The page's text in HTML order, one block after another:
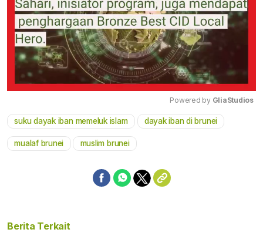
Mute
Powered by GliaStudios
suku dayak iban memeluk islam dayak iban di brunei
mualaf brunei muslim brunei
Berita Terkait